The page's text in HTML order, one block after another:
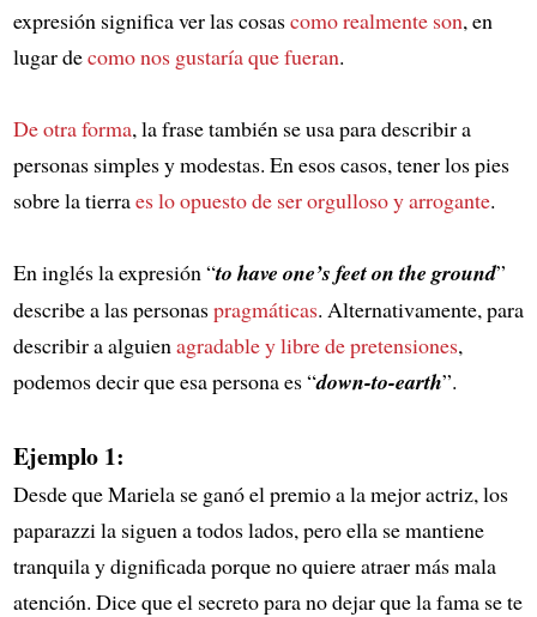
expresión significa ver las cosascomo realmente son, en
lugar decomo nos gustaría que fueran.
De otra forma, la frase también se usa para describir a
personas simples y modestas. En esos casos, tener los pies
sobre la tierraes lo opuesto de ser orgulloso y arrogante.
En inglés la expresión “to have one’s feet on the ground”
describe a las personaspragmáticas. Alternativamente, para
describir a alguien agradable y libre de pretensiones,
podemos decir que esa persona es “down-to-earth”.
Ejemplo 1:
Desde que Mariela se ganó el premio a la mejor actriz, los
paparazzi la siguen a todos lados, pero ella se mantiene
tranquila y dignificada porque no quiere atraer más mala
atención. Dice que el secreto para no dejar que la fama se te